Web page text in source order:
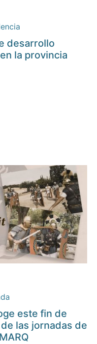
desarrollo
la provincia
este fin de
las jornadas de